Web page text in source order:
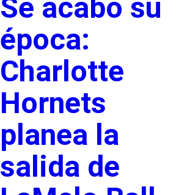
Se acabó su
época:
Charlotte
Hornets
planea la
salida de